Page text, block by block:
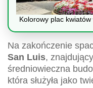
Kolorowy plac
Na zakończenie
San Luis,
średniowieczna
która służyła jako